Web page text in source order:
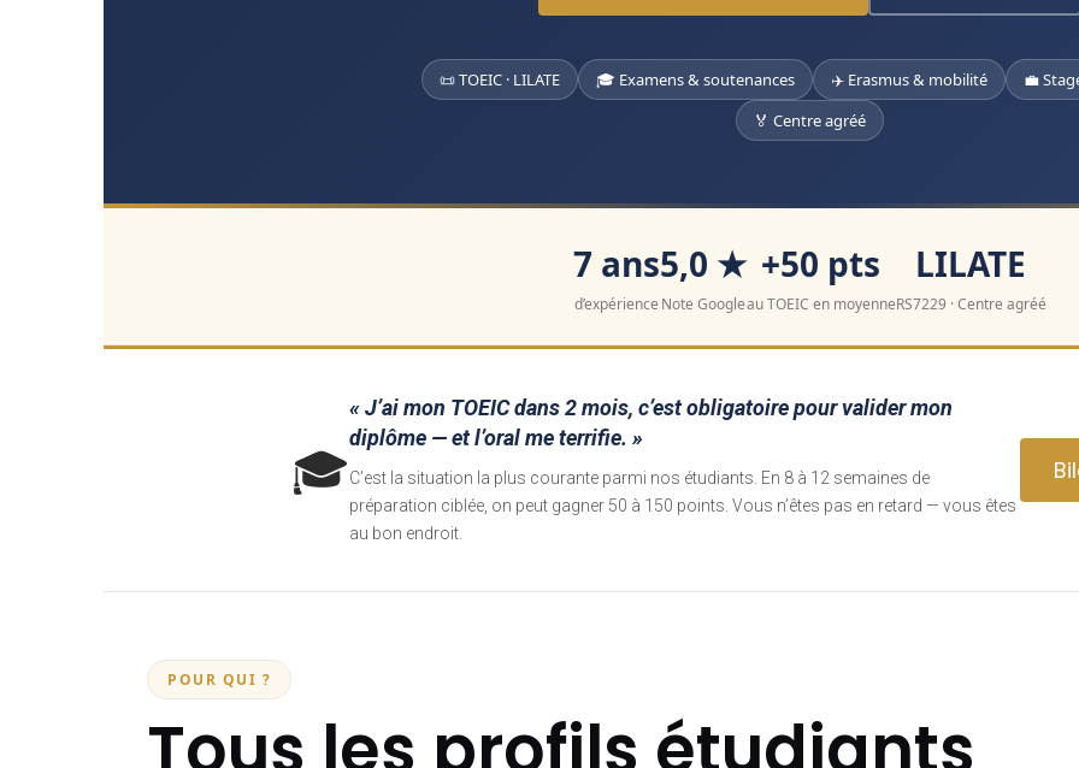
📜 TOEIC · LILATE 🎓 Examens & soutenances ✈️ Erasmus & mobilité
💼
🏅 Centre agréé
7 ans
d’expérience
5,0 ★
Note Google
+50 pts
au TOEIC en moyenne
LILATE
RS7229 · Centre agréé
🎓
« J’ai mon TOEIC dans 2 mois, c’est obligatoire pour valider mon
diplôme — et l’oral me terrifie. »
C’est la situation la plus courante parmi nos étudiants. En 8 à 12 semaines de
préparation ciblée, on peut gagner 50 à 150 points. Vous n’êtes pas en retard — vous êtes
au bon endroit.
POUR QUI ?